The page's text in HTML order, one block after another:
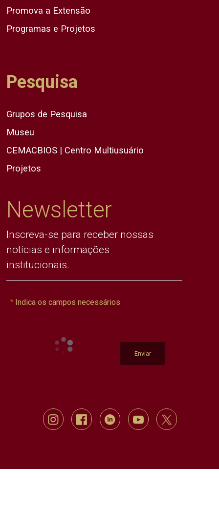
Promova a Extensão
Programas e Projetos
Pesquisa
Grupos de Pesquisa
Museu
CEMACBIOS | Centro Multiusuário
Projetos
Newsletter
Inscreva-se para receber nossas
notícias e informações
institucionais.
Indica os campos necessários
Enviar